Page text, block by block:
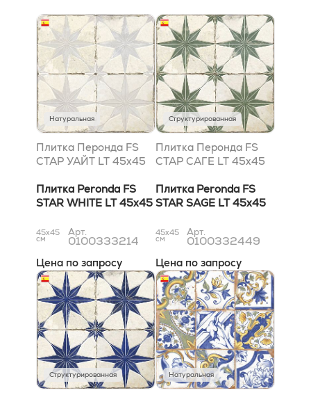
Натуральная
Плитка Перонда FS
СТАР УАЙТ LT 45x45
Плитка Peronda FS
STAR WHITE LT 45x45
45x45
см
Арт.
0100333214
Цена по запросу
Структурированная
Плитка Перонда FS
СТАР САГЕ LT 45x45
Плитка Peronda FS
STAR SAGE LT 45x45
45x45
см
Арт.
0100332449
Цена по запросу
Структурированная Натуральная